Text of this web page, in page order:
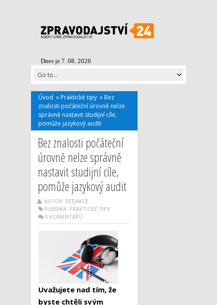
Dnes je 7. 08. 2026
Úvod » Praktické tipy » Bez
znalosti počáteční úrovně nelze
správně nastavit studijní cíle,
pomůže jazykový audit
Bez znalosti počáteční
úrovně nelze správně
nastavit studijní cíle,
pomůže jazykový audit
AUTOR: REDAKCE
RUBRIKA: PRAKTICKÉ TIPY
0 KOMENTÁŘŮ
Uvažujete nad tím, že
byste chtěli svým